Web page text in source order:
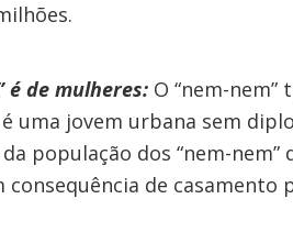
é de mulheres: O “nem-nem”
uma jovem urbana sem
população dos “nem-nem”
consequência de casamento